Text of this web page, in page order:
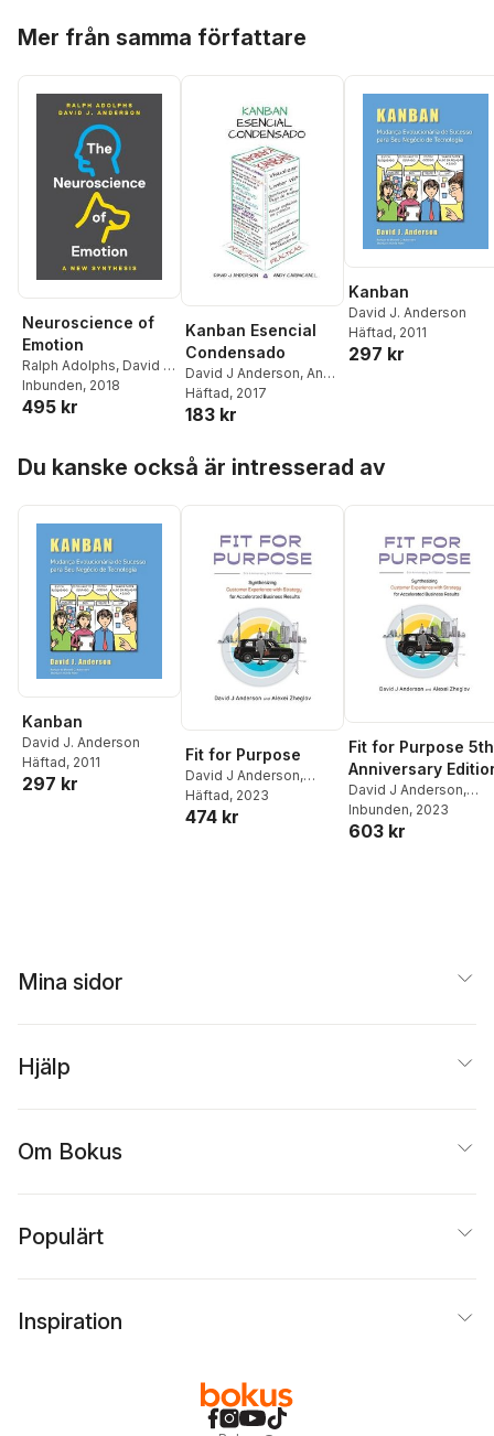
Mer från samma författare
Neuroscience of
Emotion
Ralph Adolphs, David J.
Anderson
Inbunden, 2018
495 kr
Kanban Esencial
Condensado
David J Anderson, Andy
Carmichael
Häftad, 2017
183 kr
Kanban
David J. Anderson
Häftad, 2011
297 kr
Du kanske också är intresserad av
Kanban
David J. Anderson
Häftad, 2011
297 kr
Fit for Purpose
David J Anderson,
Alexei Zheglov
Häftad, 2023
474 kr
Fit for Purpose 5th
Anniversary
David J Anderson,
Alexei Zheglov
Inbunden, 2023
603 kr
Mina sidor
Hjälp
Om Bokus
Populärt
Inspiration